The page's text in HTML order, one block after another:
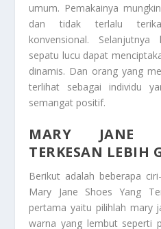
umum. Pemakainya
dan tidak terlalu
konvensional.
sepatu lucu dapat
dinamis. Dan orang yang
terlihat sebagai individu
semangat positif.
MARY JANE
TERKESAN LEBIH
Berikut adalah beberapa
Mary Jane Shoes Yang
pertama yaitu pilihlah mary
warna yang lembut seperti